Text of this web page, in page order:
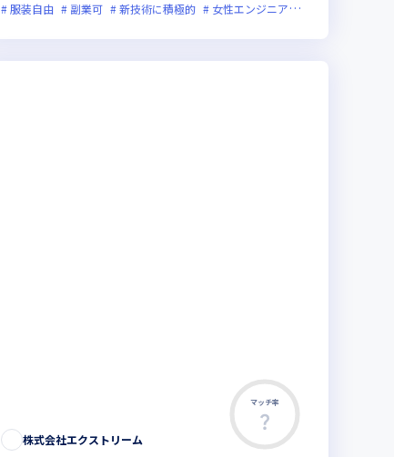
服装自由
副業可 新技術に積極的 女性エンジニアが活躍中
マッチ率
株式会社エクストリーム